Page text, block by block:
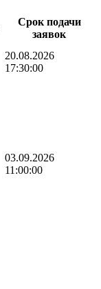
Срок подачи
заявок
20.08.2026
17:30:00
03.09.2026
11:00:00